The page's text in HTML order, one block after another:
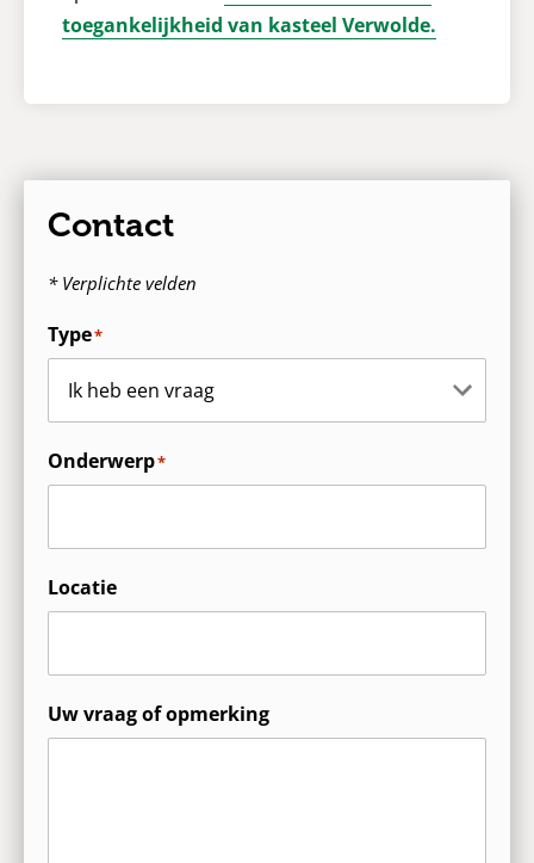
toegankelijkheid van kasteel Verwolde.
Contact
* Verplichte velden
Type*
Onderwerp*
Locatie
Uw vraag of opmerking